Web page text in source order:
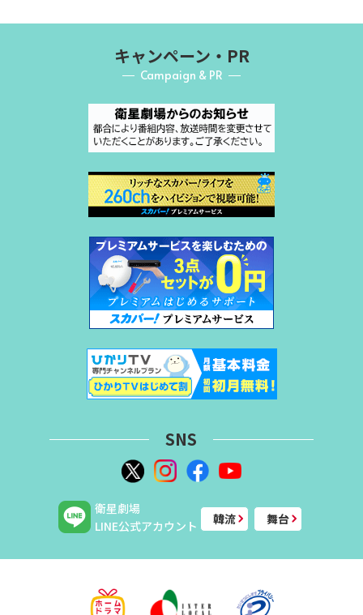
キャンペーン・PR
Campaign & PR
SNS
衛星劇場
LINE公式アカウント
韓流 舞台